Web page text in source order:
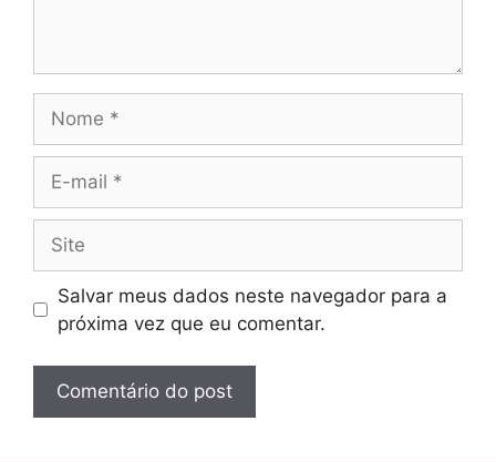
Salvar meus dados neste navegador para a
próxima vez que eu comentar.